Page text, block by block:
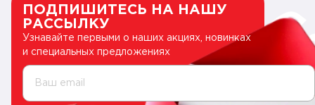
ПОДПИШИТЕСЬ НА НАШУ
РАССЫЛКУ
Узнавайте первыми о наших акциях, новинках
и специальных предложениях
Ваш email